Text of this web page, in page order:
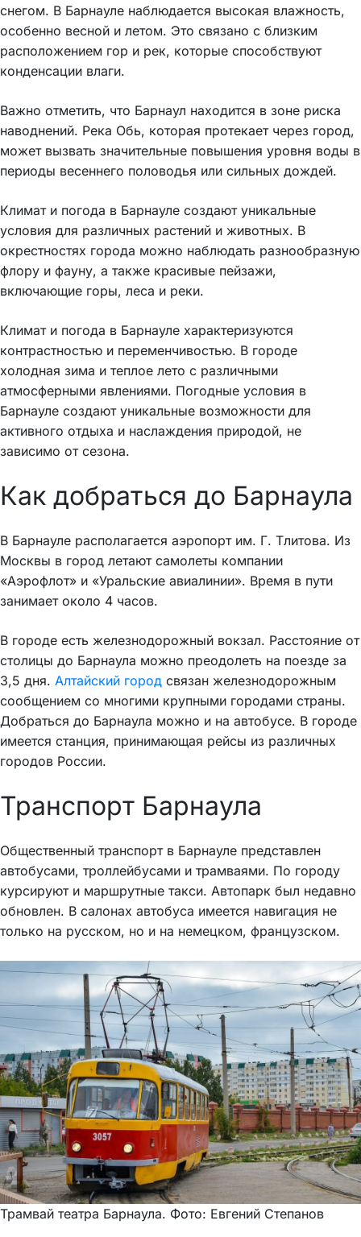
снегом. В Барнауле наблюдается высокая влажность,
особенно весной и летом. Это связано с близким
расположением гор и рек, которые способствуют
конденсации влаги.
Важно отметить, что Барнаул находится в зоне риска
наводнений. Река Обь, которая протекает через город,
может вызвать значительные повышения уровня воды в
периоды весеннего половодья или сильных дождей.
Климат и погода в Барнауле создают уникальные
условия для различных растений и животных. В
окрестностях города можно наблюдать разнообразную
флору и фауну, а также красивые пейзажи,
включающие горы, леса и реки.
Климат и погода в Барнауле характеризуются
контрастностью и переменчивостью. В городе
холодная зима и теплое лето с различными
атмосферными явлениями. Погодные условия в
Барнауле создают уникальные возможности для
активного отдыха и наслаждения природой, не
зависимо от сезона.
Как добраться до Барнаула
В Барнауле располагается аэропорт им. Г. Тлитова. Из
Москвы в город летают самолеты компании
«Аэрофлот» и «Уральские авиалинии». Время в пути
занимает около 4 часов.
В городе есть железнодорожный вокзал. Расстояние от
столицы до Барнаула можно преодолеть на поезде за
3,5 дня. Алтайский город связан железнодорожным
сообщением со многими крупными городами страны.
Добраться до Барнаула можно и на автобусе. В городе
имеется станция, принимающая рейсы из различных
городов России.
Транспорт Барнаула
Общественный транспорт в Барнауле представлен
автобусами, троллейбусами и трамваями. По городу
курсируют и маршрутные такси. Автопарк был недавно
обновлен. В салонах автобуса имеется навигация не
только на русском, но и на немецком, французском.
Трамвай театра Барнаула. Фото: Евгений Степанов